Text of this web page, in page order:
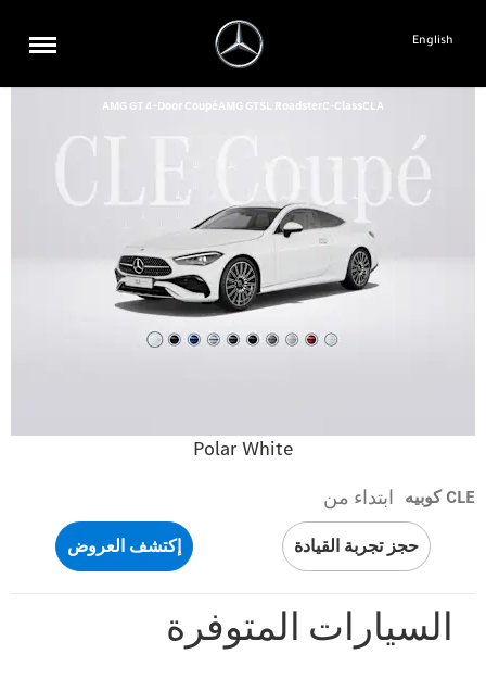
English
Polar White
CLA
C-Class
SL Roadster
AMG GT
AMG GT 4-Door Coupé
CLE كوبيه ابتداء من
حجز تجربة القيادة إكتشف العروض
السيارات المتوفرة